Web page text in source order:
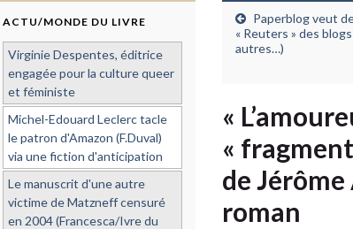
Paperblog veut
« Reuters » des
autres…)
«
«
de
roman
ACTU/MONDE DU LIVRE
Virginie Despentes, éditrice
engagée pour la culture queer
et féministe
Michel-Edouard Leclerc tacle
le patron d'Amazon (F.Duval)
via une fiction d'anticipation
Le manuscrit d'une autre
victime de Matzneff censuré
en 2004 (Francesca/Ivre du